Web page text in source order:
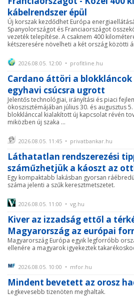
kábelrendszer épül
Új korszak kezdődhet Európa
Spanyolországot és Franciaországot
vezeték telepítése. A csaknem 400
kétszeresére növelheti a két ország közötti
2026.08.05. 12:00 • profitline.hu
Cardano áttöri a
egyhavi csúcsra ugrott
Jelentős technológiai, irányítási és piaci
ökoszisztémájában július 30. és augusztus
blokklánccal kialakított új kapcsolat révén
miközben új szaka ...
2026.08.05. 11:45 • privatbankar.hu
Láthatatlan rendszerezési
száműzhetjük a káoszt az
Egy kompaktabb lakásban gyorsan
száma jelenti a szűk keresztmetszetet.
2026.08.05. 11:00 • vg.hu
Kiver az izzadság ettől a
Magyarország az európai
Magyarország Európa egyik legforróbb
ellenére a magyarok igyekeztek
2026.08.05. 10:00 • mfor.hu
Mindent bevetett az orosz
Legkevesebb tizenöten meghaltak.